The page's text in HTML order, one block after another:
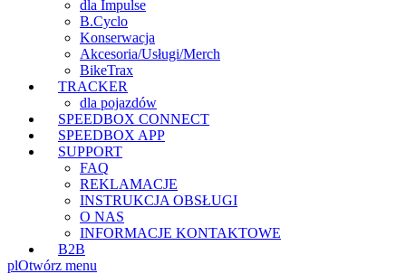
dla Impulse
B.Cyclo
Konserwacja
Akcesoria/Usługi/Merch
BikeTrax
TRACKER
dla pojazdów
SPEEDBOX CONNECT
SPEEDBOX APP
SUPPORT
FAQ
REKLAMACJE
INSTRUKCJA OBSŁUGI
O NAS
INFORMACJE KONTAKTOWE
B2B
plOtwórz menu